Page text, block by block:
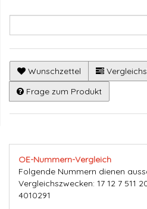
Wunschzettel
Frage zum Produkt
OE-Nummern-Vergleich
Folgende Nummern dienen
Vergleichszwecken: 17 12 7 511
4010291